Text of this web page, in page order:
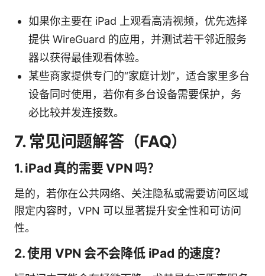
如果你主要在 iPad 上观看高清视频，优先选择
提供 WireGuard 的应用，并测试若干邻近服务
器以获得最佳观看体验。
某些商家提供专门的“家庭计划”，适合家里多台
设备同时使用，若你有多台设备需要保护，务
必比较并发连接数。
7. 常见问题解答（FAQ）
1. iPad 真的需要 VPN 吗？
是的，若你在公共网络、关注隐私或需要访问区域
限定内容时，VPN 可以显著提升安全性和可访问
性。
2. 使用 VPN 会不会降低 iPad 的速度？